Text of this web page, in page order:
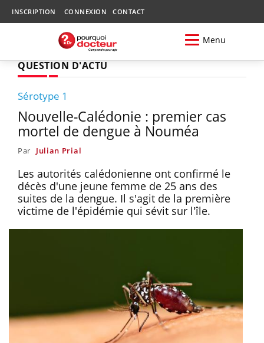
INSCRIPTION CONNEXION CONTACT
Menu
QUESTION D'ACTU
Sérotype 1
Nouvelle-Calédonie : premier cas
mortel de dengue à Nouméa
Par Julian Prial
Les autorités calédonienne ont confirmé le
décès d'une jeune femme de 25 ans des
suites de la dengue. Il s'agit de la première
victime de l'épidémie qui sévit sur l'île.